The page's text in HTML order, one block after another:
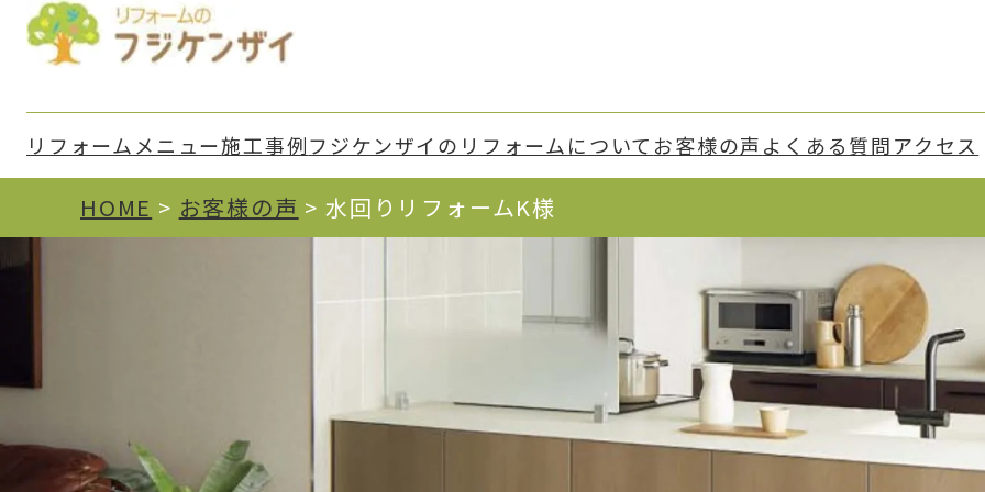
リフォームメニュー施⼯事例フジケンザイのリフォームについて お客様の声よくある質問アクセス
HOME > お客様の声 >水回りリフォームK様